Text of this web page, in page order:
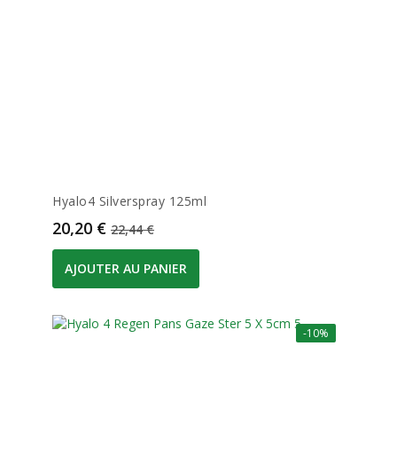
Hyalo4 Silverspray 125ml
Prix
20,20 € Prix de base
22,44 €
AJOUTER AU PANIER
-10%